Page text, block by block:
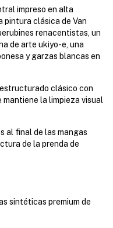
impreso en alta
pintura clásica de Van
renacentistas, un
de arte ukiyo-e, una
y garzas blancas en
clásico con
la limpieza visual
al final de las mangas
de la prenda de
sintéticas premium de